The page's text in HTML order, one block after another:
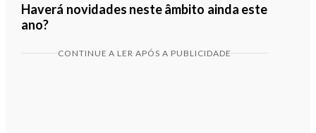
Haverá novidades neste âmbito ainda este
ano?
CONTINUE A LER APÓS A PUBLICIDADE